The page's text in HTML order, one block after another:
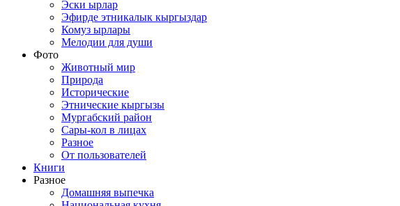
Эски ырлар
Эфирде этникалык кыргыздар
Комуз ырлары
Мелодии для души
Фото
Животный мир
Природа
Исторические
Этнические кыргызы
Мургабский район
Сары-кол в лицах
Разное
От пользователей
Книги
Разное
Домашняя выпечка